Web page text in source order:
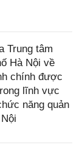
Trung tâm
Hà Nội về
chính được
lĩnh vực
năng quản